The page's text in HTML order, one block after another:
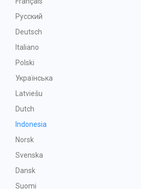
Русский
Deutsch
Italiano
Polski
Українська
Latviešu
Dutch
Indonesia
Norsk
Svenska
Dansk
Suomi